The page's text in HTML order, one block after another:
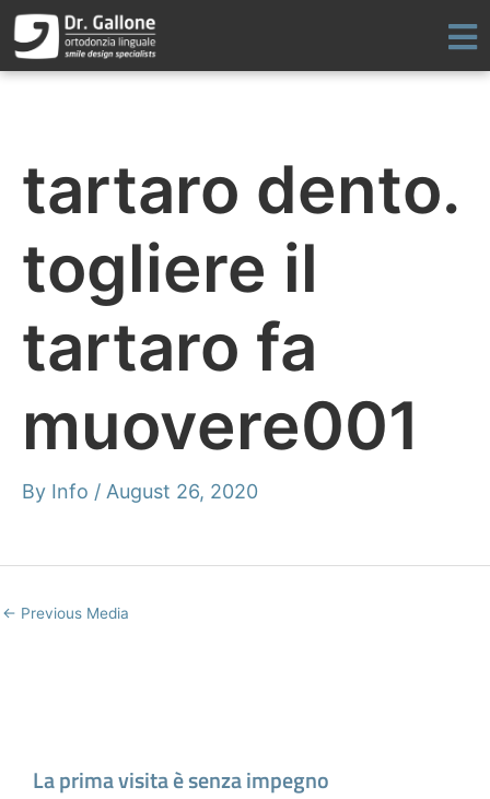
Skip
to
content
tartaro dento.
togliere il
tartaro fa
muovere001
By Info / August 26, 2020
← Previous Media
La prima visita è senza impegno